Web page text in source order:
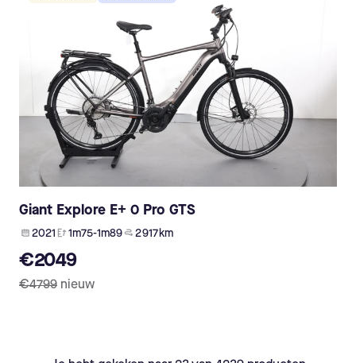
Giant Explore E+ 0 Pro GTS
2021 1m75-1m89 2 917 km
€2049
€4799 nieuw